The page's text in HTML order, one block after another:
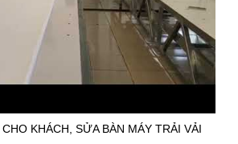
KHÁCH, SỬA BÀN MÁY TRẢI VẢI